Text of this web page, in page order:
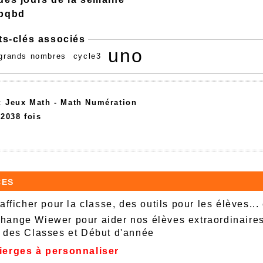
clés associés
nombres cycle3 uno
:Jeux Math - Math Numération
fois
pour la classe, des outils pour les
Wiewer pour aider nos élèves
des Classes et Début d'année
à personnaliser